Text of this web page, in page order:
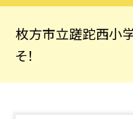
枚方市立蹉跎西小
そ！